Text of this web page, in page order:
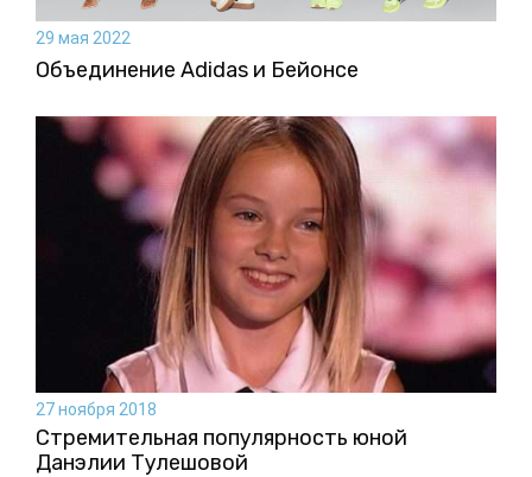
29 мая 2022
Объединение Adidas и Бейонсе
27 ноября 2018
Стремительная популярность юной
Данэлии Тулешовой